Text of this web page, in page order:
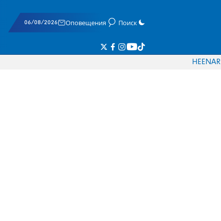
06/08/2026 Оповещения Поиск
HEENAR